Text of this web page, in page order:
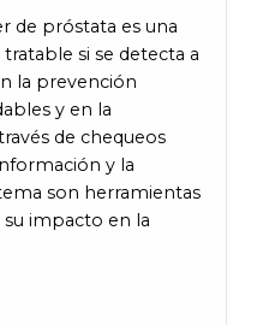
de próstata es una
si se detecta a
la prevención
y en la
de chequeos
y la
son herramientas
su impacto en la